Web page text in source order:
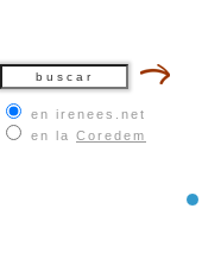
en irenees.net
en la Coredem